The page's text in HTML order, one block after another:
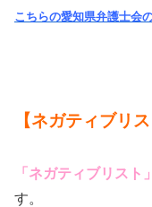
こちらの愛知県弁護士会
【ネガティブリス
「ネガティブリスト」
す。